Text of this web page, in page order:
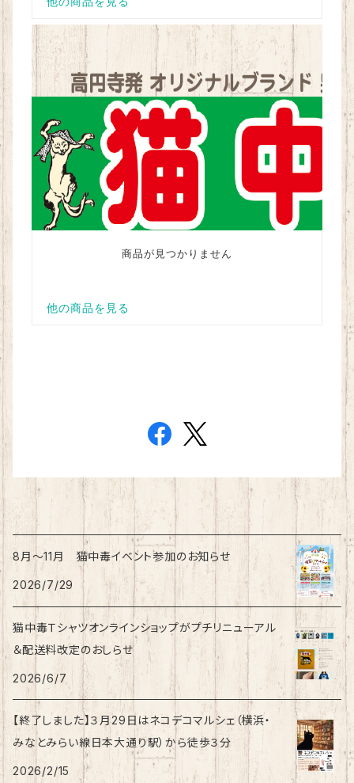
8月〜11月 猫中毒イベント参加のお知らせ
2026/7/29
猫中毒Ｔシャツオンラインショップがプチリニューアル
＆配送料改定のおしらせ
2026/6/7
【終了しました】３月29日はネコデコマルシェ（横浜・
みなとみらい線日本大通り駅）から徒歩３分
2026/2/15